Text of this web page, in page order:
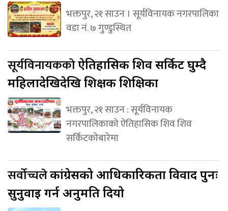
भक्तपुर, २१ साउन । सूर्यविनायक नगरपालिका
वडा नं. ७ गुण्डुस्थित
सूर्यविनायककोऐतिहासिक शिव सर्किट घुम्दै
महिलादेखिदेखि शिक्षक शिक्षिका
भक्तपुर, २१ साउन : सूर्यविनायक
नगरपालिकाको ऐतिहासिक शिव शिव
सर्किटकोबारेमा
सर्वोच्चलेकांग्रेसको आधिकारिकता विवाद पुनः
सुनुवाइ गर्न अनुमति दियो